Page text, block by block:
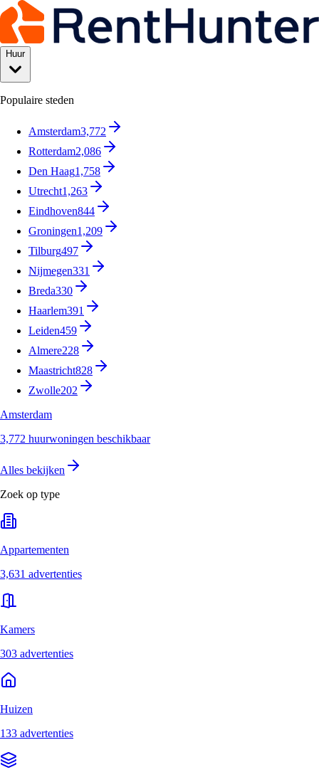
Huur
Populaire steden
Amsterdam3,772
Rotterdam2,086
Den Haag1,758
Utrecht1,263
Eindhoven844
Groningen1,209
Tilburg497
Nijmegen331
Breda330
Haarlem391
Leiden459
Almere228
Maastricht828
Zwolle202
Amsterdam
3,772 huurwoningen beschikbaar
Alles bekijken
Zoek op type
Appartementen
3,631 advertenties
Kamers
303 advertenties
Huizen
133 advertenties